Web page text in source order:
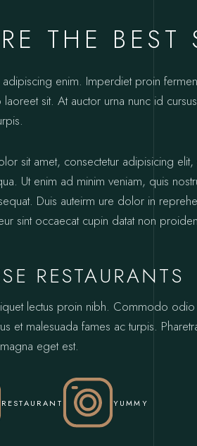
THE BEST
adipiscing enim. Imperdiet proin
sit. At auctor urna nunc id
sit amet, consectetur adipisicing
Ut enim ad minim veniam, quis
Duis auteirm ure dolor in
sint occaecat cupin datat non
RESTAURANTS
lectus proin nibh. Commodo
et malesuada fames ac turpis.
eget est.
RESTAURANT YUMMY